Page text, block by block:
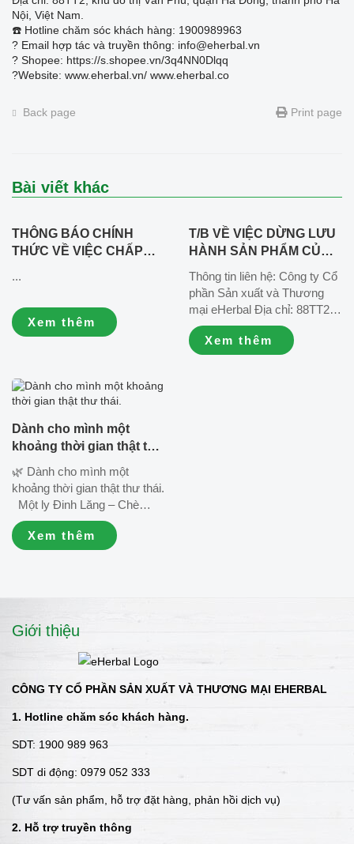
Nội, Việt Nam.
☎️ Hotline chăm sóc khách hàng: 1900989963
? Email hợp tác và truyền thông: info@eherbal.vn
?️ Shopee: https://s.shopee.vn/3q4NN0Dlqq
?Website: www.eherbal.vn/ www.eherbal.co
Back page Print page
Bài viết khác
THÔNG BÁO CHÍNH
THỨC VỀ VIỆC CHẤP
HÀNG
...
Xem thêm
T/B VỀ VIỆC DỪNG LƯU
HÀNH SẢN PHẨM CỦ
CÔNG BỐ
09/EHERBAL/2025_Lô
03/12/2025, hạn sử dụng
03/12/2026
Thông tin liên hệ: Công ty Cổ
phần Sản xuất và Thương
mại eHerbal Địa chỉ: 88TT2,
khu đô thị Văn Phú, quận Hà
Đông, thành phố Hà Nội, Việt
Nam. ☎️ Hotline chăm sóc
Xem thêm
Dành cho mình một
khoảng thời gian thật thư
🌿 Dành cho mình một
khoảng thời gian thật thư thái.
Một ly Đinh Lăng – Chè
Vằng pha tiện lợi, hương vị
thảo mộc dịu nhẹ, cùng vài
phút nghỉ ngơi bên bạn bè là
Xem thêm
Giới thiệu
CÔNG TY CỔ PHẦN SẢN XUẤT VÀ THƯƠNG MẠI EHERBAL
1. Hotline chăm sóc khách hàng.
SDT: 1900 989 963
SDT di động: 0979 052 333
(Tư vấn sản phẩm, hỗ trợ đặt hàng, phản hồi dịch vụ)
2. Hỗ trợ truyền thông